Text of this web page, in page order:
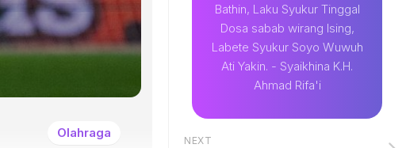
Olahraga
Bathin, Laku Syukur Tinggal
Dosa sabab wirang Ising,
Labete Syukur Soyo Wuwuh
Ati Yakin. - Syaikhina K.H.
Ahmad Rifa'i
NEXT